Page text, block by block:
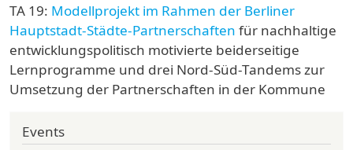
TA 19: Modellprojekt im Rahmen der Berliner
Hauptstadt-Städte-Partnerschaften für nachhaltige
entwicklungspolitisch motivierte beiderseitige
Lernprogramme und drei Nord-Süd-Tandems zur
Umsetzung der Partnerschaften in der Kommune
Events